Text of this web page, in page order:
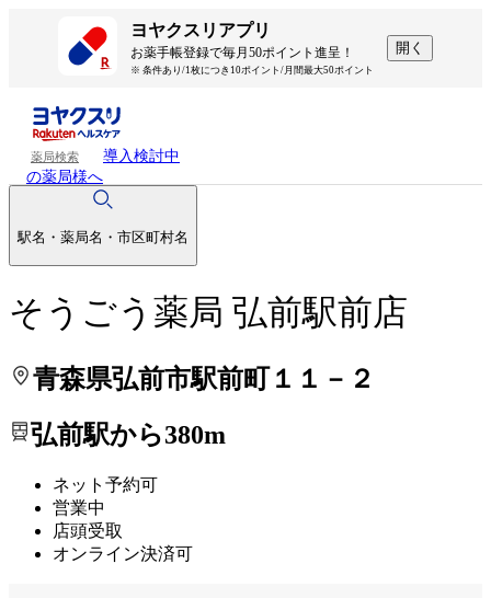
ヨヤクスリアプリ
お薬手帳登録で毎月50ポイント進呈！
※ 条件あり/1枚につき10ポイント/月間最大50ポイント
開く
薬局検索
導入検討中
の薬局様へ
駅名・薬局名・市区町村名
そうごう薬局 弘前駅前店
青森県弘前市駅前町１１－２
弘前駅から380m
ネット予約可
営業中
店頭受取
オンライン決済可
処方せんを送って待ち時間を短く！
処方せんを送って待ち時間を短く！